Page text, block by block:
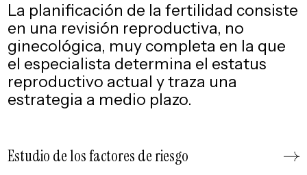
La planificación de la fertilidad consiste
en una revisión reproductiva, no
ginecológica, muy completa en la que
el especialista determina el estatus
reproductivo actual y traza una
estrategia a medio plazo.
Estudio de los factores de riesgo